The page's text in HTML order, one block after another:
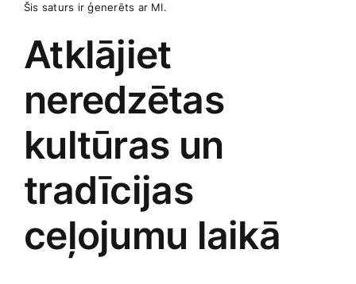
Šis saturs ir ģenerēts ar MI.
Atklājiet‍
neredzētas‌
kultūras un
tradīcijas
ceļojumu laikā